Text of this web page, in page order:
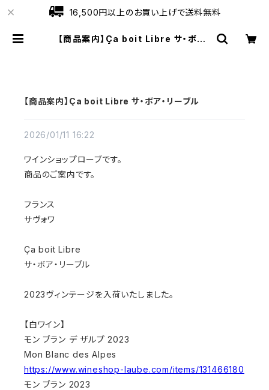
16,500円以上のお買い上げで送料無料
【商品案内】Ça boit Libre サ・ボア・
【商品案内】Ça boit Libre サ・ボア・リーブル
2026/01/11 16:22
ワインショップローブです。
商品のご案内です。
フランス
サヴォワ
Ça boit Libre
サ・ボア・リーブル
2023ヴィンテージを入荷いたしました。
【白ワイン】
モン ブラン デ ザルプ 2023
Mon Blanc des Alpes
https://www.wineshop-laube.com/items/131466180
モン ブラン 2023